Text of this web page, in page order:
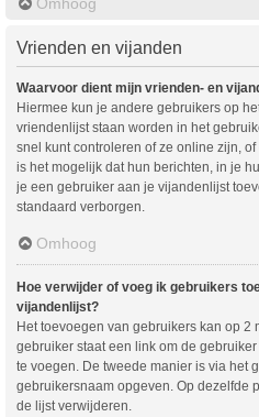
Vrienden en vijanden
Waarvoor dient mijn vrienden- en
Hiermee kun je andere gebruikers op
vriendenlijst staan worden in het
snel kunt controleren of ze online zijn,
is het mogelijk dat hun berichten, in je
je een gebruiker aan je vijandenlijst
standaard verborgen.
Omhoog
Hoe verwijder of voeg ik gebruikers
vijandenlijst?
Het toevoegen van gebruikers kan op 2
gebruiker staat een link om de
te voegen. De tweede manier is via het
gebruikersnaam opgeven. Op dezelfde
de lijst verwijderen.